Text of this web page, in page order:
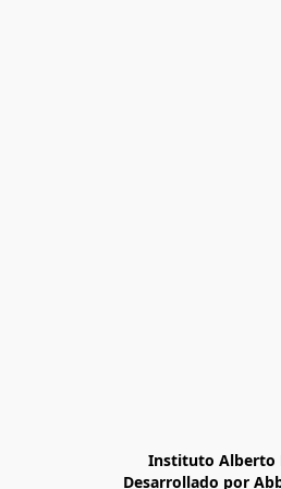
Instituto Alberto
Desarrollado por